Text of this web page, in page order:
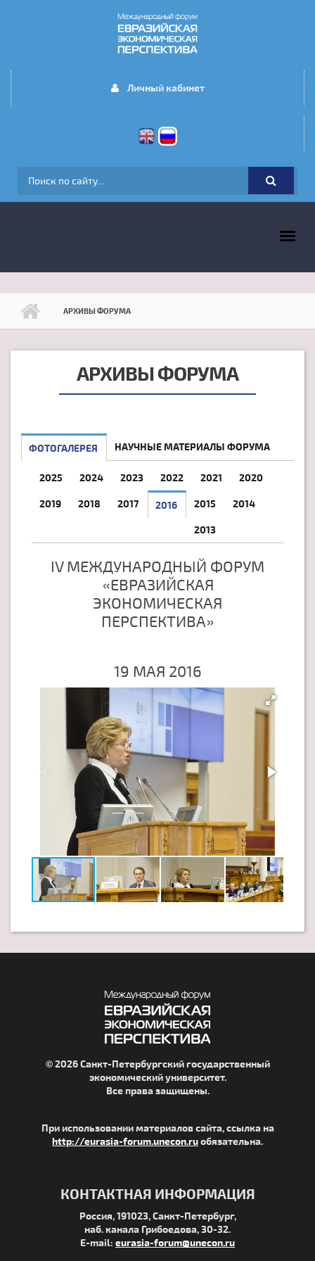
Личный кабинет
ФОРМА ПОИСКА
АРХИВЫ ФОРУМА
АРХИВЫ ФОРУМА
ФОТОГАЛЕРЕЯ НАУЧНЫЕ МАТЕРИАЛЫ ФОРУМА
2025 2024 2023 2022 2021 2020
2019 2018 2017 2016 2015 2014
2013
IV МЕЖДУНАРОДНЫЙ ФОРУМ
«ЕВРАЗИЙСКАЯ
ЭКОНОМИЧЕСКАЯ
ПЕРСПЕКТИВА»
19 МАЯ 2016
© 2026 Санкт-Петербургский государственный
экономический университет.
Все права защищены.
При использовании материалов сайта, ссылка на
http://eurasia-forum.unecon.ruобязательна.
КОНТАКТНАЯ ИНФОРМАЦИЯ
Россия, 191023, Санкт-Петербург,
наб. канала Грибоедова, 30-32.
E-mail: eurasia-forum@unecon.ru